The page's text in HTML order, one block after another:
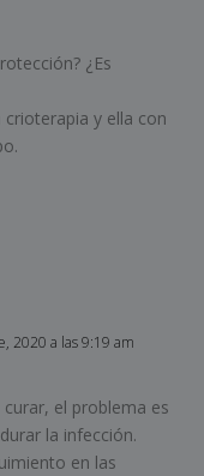
¿Es
y ella con
2020 a las 9:19 am
curar, el problema es
la infección.
en las